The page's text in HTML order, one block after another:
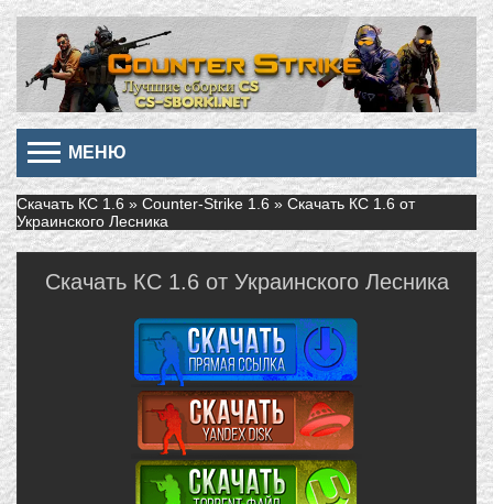
МЕНЮ
Скачать КС 1.6 » Counter-Strike 1.6 » Скачать КС 1.6 от
Украинского Лесника
Скачать КС 1.6 от Украинского Лесника